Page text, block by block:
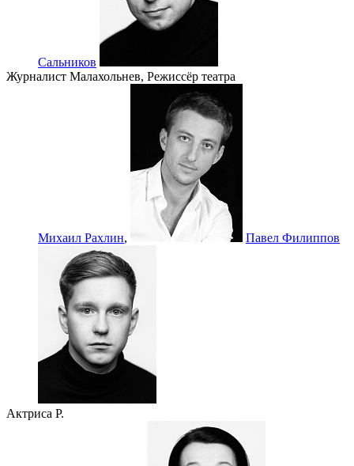
Сальников
Журналист Малахольнев, Режиссёр театра
Михаил Рахлин, Павел Филиппов
Актриса Р.